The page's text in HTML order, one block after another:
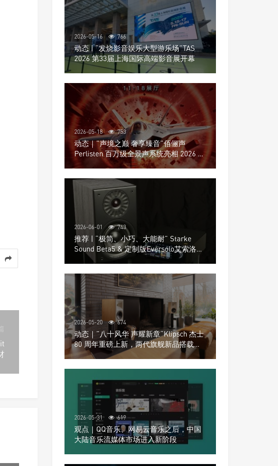
2026-05-16 766
动态 | “发烧影音娱乐大型游乐场”TAS
2026 第33届上海国际高端影音展开幕
2026-05-18 753
动态｜”声境之巅 奢享臻音”佰俪声
Perlisten 百万级全景声系统亮相 2026 北
京国际音响展
2026-06-01 743
推荐 | “极简、小巧、大能耐” Starke
Sound Beta5 & 定制版Eversolo艾索洛
Play音响组合
2026-05-20 674
动态｜”八十风华 声耀新章“Klipsch 杰士
80 周年重磅上新，两代旗舰新品搭载硬
核配置音质再升级
2026-05-31 619
观点｜QQ音乐、网易云音乐之后，中国
大陆音乐流媒体市场进入新阶段